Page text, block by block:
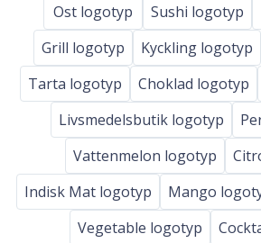
Ost logotyp
Sushi logotyp
Grill logotyp
Kyckling logotyp
Tarta logotyp
Choklad logotyp
Livsmedelsbutik logotyp
Vattenmelon logotyp
Indisk Mat logotyp
Mango
Vegetable logotyp